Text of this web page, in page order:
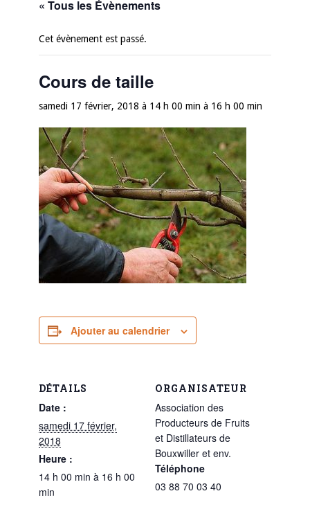
« Tous les Évènements
Cet évènement est passé.
Cours de taille
samedi 17 février, 2018 à 14 h 00 min à 16 h 00 min
Ajouter au calendrier
DÉTAILS
Date :
samedi 17 février,
2018
Heure :
14 h 00 min à 16 h 00
min
ORGANISATEUR
Association des
Producteurs de Fruits
et Distillateurs de
Bouxwiller et env.
Téléphone
03 88 70 03 40